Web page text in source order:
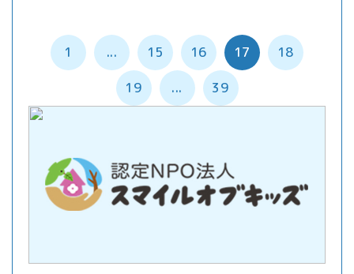
1 ... 15 16 17 18
19 ... 39